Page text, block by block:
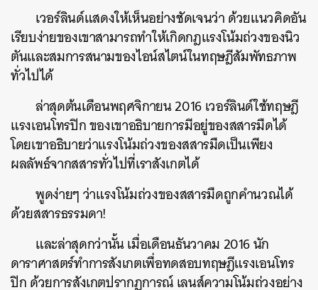
เวอร์ลินด์แสดงให้เห็นอย่างชัดเจนว่า ด้วยแนวคิดอัน
เรียบง่ายของเขาสามารถทำให้เกิดกฎแรงโน้มถ่วงของนิว
ตันและสมการสนามของไอน์สไตน์ในทฤษฎีสัมพัทธภาพ
ทั่วไปได้
ล่าสุดต้นเดือนพฤศจิกายน 2016 เวอร์ลินด์ใช้ทฤษฎี
แรงเอนโทรปิก ของเขาอธิบายการมีอยู่ของสสารมืดได้
โดยเขาอธิบายว่าแรงโน้มถ่วงของสสารมืดเป็นเพียง
ผลลัพธ์จากสสารทั่วไปที่เราสังเกตได้
พูดง่ายๆ ว่าแรงโน้มถ่วงของสสารมืดถูกคำนวณได้
ด้วยสสารธรรมดา!
และล่าสุดกว่านั้น เมื่อเดือนธันวาคม 2016 นัก
ดาราศาสตร์ทำการสังเกตเพื่อทดสอบทฤษฎีแรงเอนโทร
ปิก ด้วยการสังเกตปรากฏการณ์ เลนส์ความโน้มถ่วงอย่าง